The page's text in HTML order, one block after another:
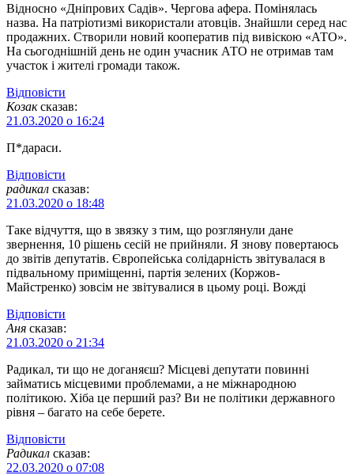
Відносно «Дніпрових Садів». Чергова афера. Помінялась
назва. На патріотизмі використали атовців. Знайшли серед нас
продажних. Створили новий кооператив під вивіскою «АТО».
На сьогоднішній день не один учасник АТО не отримав там
участок і жителі громади також.
Відповіcти
Козак сказав:
21.03.2020 о 16:24
П*дараси.
Відповіcти
радикал сказав:
21.03.2020 о 18:48
Таке відчуття, що в звязку з тим, що розглянули дане
звернення, 10 рішень сесій не прийняли. Я знову повертаюсь
до звітів депутатів. Європейська солідарність звітувалася в
підвальному приміщенні, партія зелених (Коржов-
Майстренко) зовсім не звітувалися в цьому році. Вожді
Відповіcти
Аня сказав:
21.03.2020 о 21:34
Радикал, ти що не доганяєш? Місцеві депутати повинні
займатись місцевими проблемами, а не міжнародною
політикою. Хіба це перший раз? Ви не політики державного
рівня – багато на себе берете.
Відповіcти
Радикал сказав:
22.03.2020 о 07:08